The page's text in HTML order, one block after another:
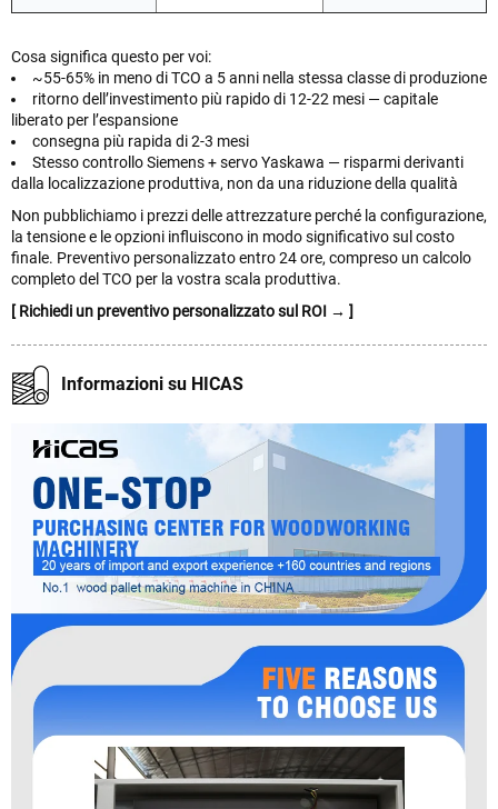
Cosa significa questo per voi:
~55-65% in meno di TCO a 5 anni nella stessa classe di produzione
ritorno dell’investimento più rapido di 12-22 mesi — capitale
liberato per l’espansione
consegna più rapida di 2-3 mesi
Stesso controllo Siemens + servo Yaskawa — risparmi derivanti
dalla localizzazione produttiva, non da una riduzione della qualità
Non pubblichiamo i prezzi delle attrezzature perché la configurazione,
la tensione e le opzioni influiscono in modo significativo sul costo
finale. Preventivo personalizzato entro 24 ore, compreso un calcolo
completo del TCO per la vostra scala produttiva.
[ Richiedi un preventivo personalizzato sul ROI → ]
Informazioni su HICAS